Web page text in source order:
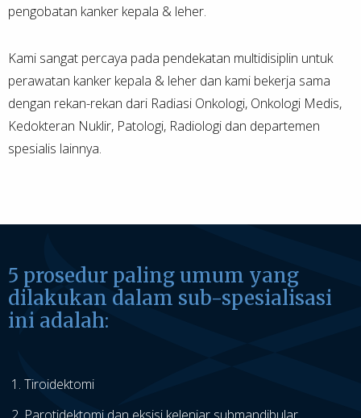
pengobatan kanker kepala & leher.
Kami sangat percaya pada pendekatan multidisiplin untuk
perawatan kanker kepala & leher dan kami bekerja sama
dengan rekan-rekan dari Radiasi Onkologi, Onkologi Medis,
Kedokteran Nuklir, Patologi, Radiologi dan departemen
spesialis lainnya.
5 prosedur paling umum yang
dilakukan dalam sub-spesialisasi
ini adalah:
Tiroidektomi